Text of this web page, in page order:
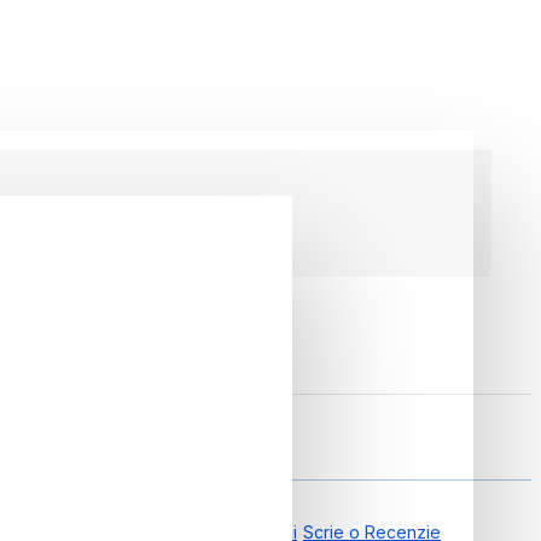
Rosu, Smart Balance
0.00 din 0 Recenzii Scrie o Recenzie